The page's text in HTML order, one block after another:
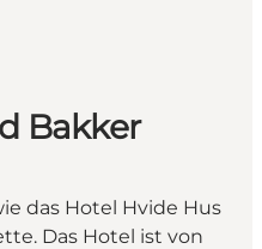
Bakker
das Hotel Hvide Hus
Das Hotel ist von